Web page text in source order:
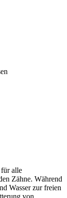
alle
Zähne. Während
Wasser zur freien
von